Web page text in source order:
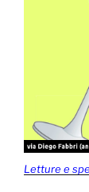
Letture e